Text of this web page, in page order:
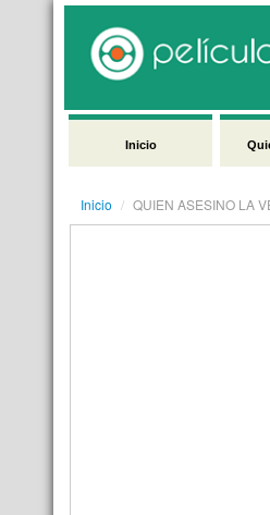
Inicio
Inicio / QUIEN ASESINO LA